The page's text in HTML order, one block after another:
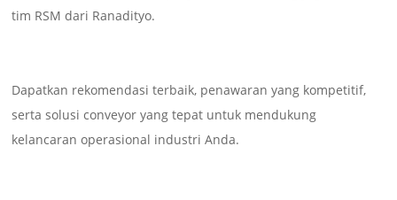
tim RSM dari Ranadityo.
Dapatkan rekomendasi terbaik, penawaran yang kompetitif,
serta solusi conveyor yang tepat untuk mendukung
kelancaran operasional industri Anda.